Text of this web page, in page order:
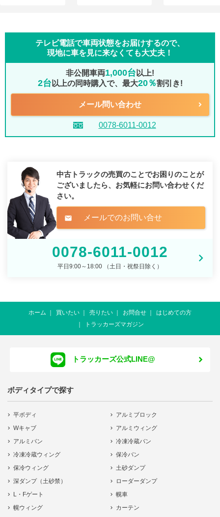
テレビ電話で車両状態をお届けするので、
現地に車を見に来なくても大丈夫！
非公開車両1,000台以上!
2台以上の同時購入で、最大20％割引き!
メール問い合わせ
0078-6011-0012
中古トラックの売買のことでお困りのことが
ございましたら、 お気軽にお問い合わせくだ
さい。
mail メールでのお問い合せ
0078-6011-0012
平日9:00～18:00 （土日・祝祭日除く）
ホーム 買いたい 売りたい お問合せ
はじめての方
トラッカーズマガジン
トラッカーズ公式LINE@
ボディタイプで探す
平ボディ
アルミブロック
Wキャブ
アルミウィング
アルミバン
冷凍冷蔵バン
冷凍冷蔵ウィング
保冷バン
保冷ウィング
土砂ダンプ
深ダンプ（土砂禁）
ローダーダンプ
L・Fゲート
幌車
幌ウィング
カーテン